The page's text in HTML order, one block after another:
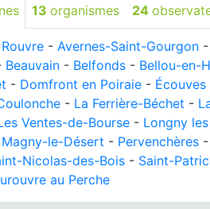
13 organismes 24
- Avernes-Saint-Gourgon
Beauvain - Belfonds - Bellou-en-
- Domfront en Poiraie - Écouves
- La Ferrière-Béchet -
Ventes-de-Bourse - Longny
Magny-le-Désert - Pervenchères
Nicolas-des-Bois - Saint-
au Perche